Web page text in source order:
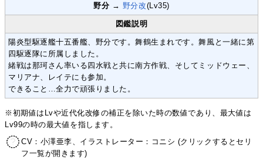
野分→ 野分改(Lv35)
図鑑説明
陽炎型駆逐艦十五番艦、野分です。舞鶴生まれです。舞風と一緒に第
四駆逐隊に所属しました。
緒戦は那珂さん率いる四水戦と共に南方作戦、そしてミッドウェー、
マリアナ、レイテにも参加。
できること…全力で頑張りました。
※初期値はLvや近代化改修の補正を除いた時の数値であり、最大値は
Lv99の時の最大値を指します。
CV：小澤亜李、イラストレーター：コニシ (クリックするとセリ
フ一覧が開きます)